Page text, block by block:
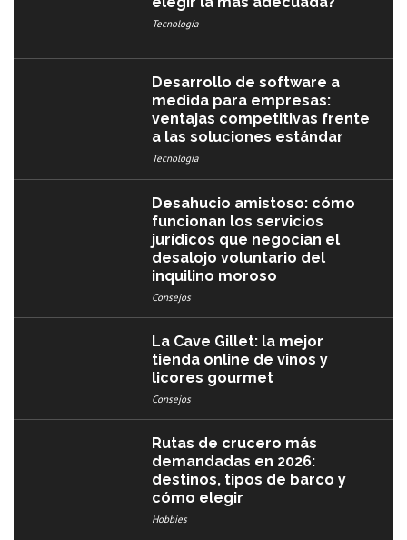
Tecnología
Desarrollo de software a
medida para empresas:
ventajas competitivas frente
a las soluciones estándar
Tecnología
Desahucio amistoso: cómo
funcionan los servicios
jurídicos que negocian el
desalojo voluntario del
inquilino moroso
Consejos
La Cave Gillet: la mejor
tienda online de vinos y
licores gourmet
Consejos
Rutas de crucero más
demandadas en 2026:
destinos, tipos de barco y
cómo elegir
Hobbies